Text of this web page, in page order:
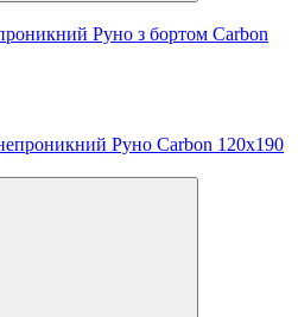
Руно з бортом Carbon